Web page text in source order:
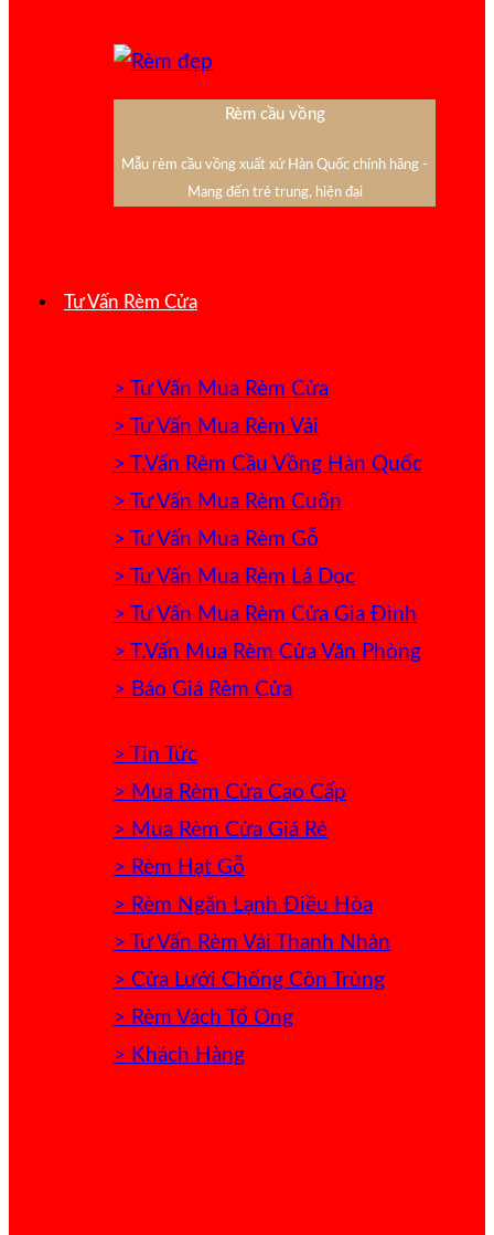
Rèm cầu vồng
Mẫu rèm cầu vồng xuất xứ Hàn Quốc chính hãng -
Mang đến trẻ trung, hiện đại
Tư Vấn Rèm Cửa
> Tư Vấn Mua Rèm Cửa
> Tư Vấn Mua Rèm Vải
> T.Vấn Rèm Cầu Vồng Hàn Quốc
> Tư Vấn Mua Rèm Cuốn
> Tư Vấn Mua Rèm Gỗ
> Tư Vấn Mua Rèm Lá Dọc
> Tư Vấn Mua Rèm Cửa Gia Đình
> T.Vấn Mua Rèm Cửa Văn Phòng
> Báo Giá Rèm Cửa
> Tin Tức
> Mua Rèm Cửa Cao Cấp
> Mua Rèm Cửa Giá Rẻ
> Rèm Hạt Gỗ
> Rèm Ngăn Lạnh Điều Hòa
> Tư Vấn Rèm Vải Thanh Nhàn
> Cửa Lưới Chống Côn Trùng
> Rèm Vách Tổ Ong
> Khách Hàng